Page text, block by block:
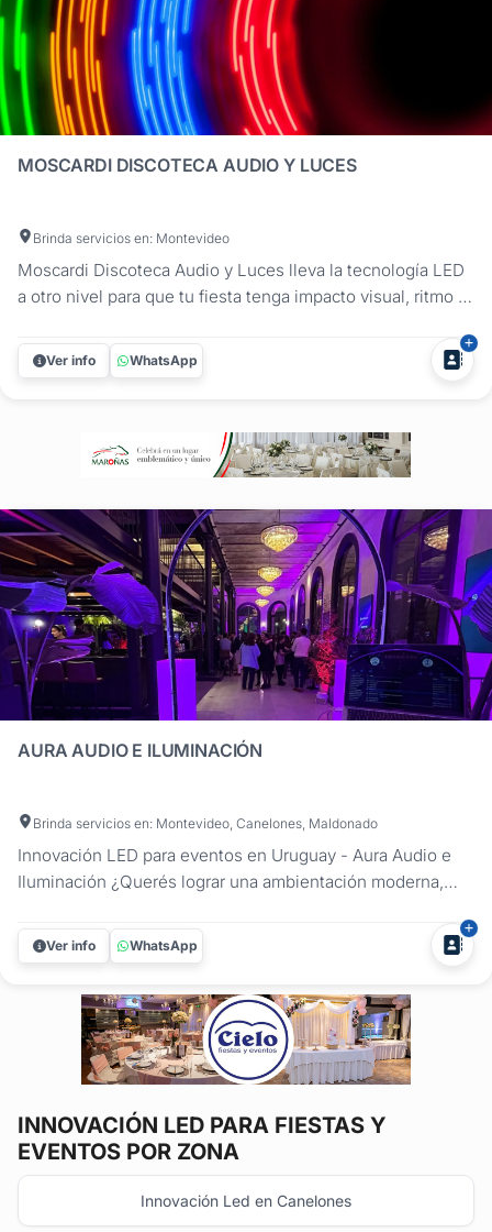
MOSCARDI DISCOTECA AUDIO Y LUCES
Brinda servicios en: Montevideo
Moscardi Discoteca Audio y Luces lleva la tecnología LED
a otro nivel para que tu fiesta tenga impacto visual, ritmo y
profesional, ofrecemos discoteca, audio, luces y efectos
especiales para cumpleaños de 15, casamientos, egresos,
Ver info WhatsApp
AURA AUDIO E ILUMINACIÓN
Brinda servicios en: Montevideo, Canelones, Maldonado
Innovación LED para eventos en Uruguay - Aura Audio e
Iluminación ¿Querés lograr una ambientación moderna,
evento? En Aura Audio e Iluminación te ofrecemos
soluciones de iluminación LED y decoración tecnológica
Ver info WhatsApp
INNOVACIÓN LED PARA FIESTAS Y
EVENTOS POR ZONA
Innovación Led en Canelones